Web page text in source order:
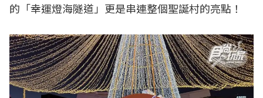
的「幸運燈海隧道」更是串連整個聖誕村的亮點！